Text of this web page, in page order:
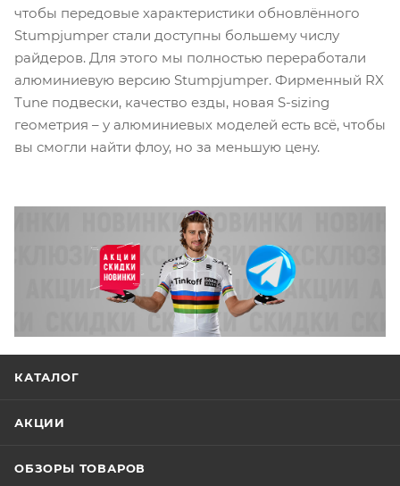
чтобы передовые характеристики обновлённого
Stumpjumper стали доступны большему числу
райдеров. Для этого мы полностью переработали
алюминиевую версию Stumpjumper. Фирменный RX
Tune подвески, качество езды, новая S-sizing
геометрия – у алюминиевых моделей есть всё, чтобы
вы смогли найти флоу, но за меньшую цену.
КАТАЛОГ
АКЦИИ
ОБЗОРЫ ТОВАРОВ